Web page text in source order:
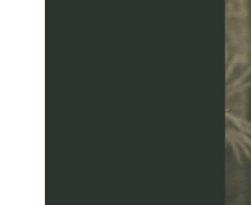
最後列から。金子眼鏡の誕